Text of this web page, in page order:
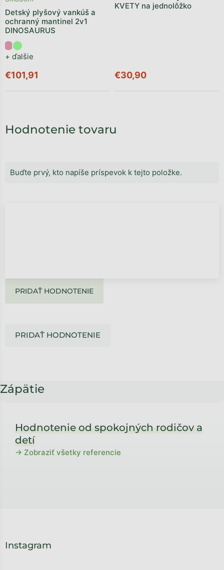
Hodnotenie tovaru
Buďte prvý, kto napíše príspevok k tejto položke.
PRIDAŤ HODNOTENIE
PRIDAŤ HODNOTENIE
Detský plyšový vankúš a
ochranný mantinel 2v1
DINOSAURUS
+ ďalšie
€101,91
KVETY na jednolôžko
€30,90
Zápätie
Hodnotenie od spokojných rodičov a
detí
→ Zobraziť všetky referencie
Instagram